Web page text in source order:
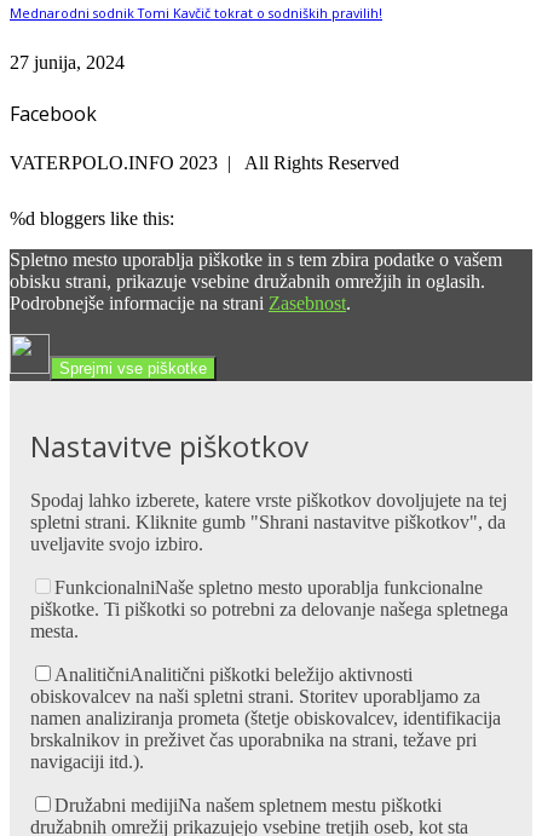
Mednarodni sodnik Tomi Kavčič tokrat o sodniških pravilih!
27 junija, 2024
Facebook
VATERPOLO.INFO 2023 | All Rights Reserved
%d bloggers like this:
Spletno mesto uporablja piškotke in s tem zbira podatke o vašem
obisku strani, prikazuje vsebine družabnih omrežjih in oglasih.
Podrobnejše informacije na strani Zasebnost.
Sprejmi vse piškotke
Nastavitve piškotkov
Spodaj lahko izberete, katere vrste piškotkov dovoljujete na tej
spletni strani. Kliknite gumb "Shrani nastavitve piškotkov", da
uveljavite svojo izbiro.
FunkcionalniNaše spletno mesto uporablja funkcionalne
piškotke. Ti piškotki so potrebni za delovanje našega spletnega
mesta.
AnalitičniAnalitični piškotki beležijo aktivnosti
obiskovalcev na naši spletni strani. Storitev uporabljamo za
namen analiziranja prometa (štetje obiskovalcev, identifikacija
brskalnikov in preživet čas uporabnika na strani, težave pri
navigaciji itd.).
Družabni medijiNa našem spletnem mestu piškotki
družabnih omrežij prikazujejo vsebine tretjih oseb, kot sta